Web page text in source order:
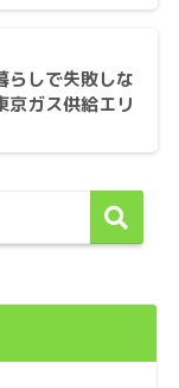
らしで失敗しな
京ガス供給エリ